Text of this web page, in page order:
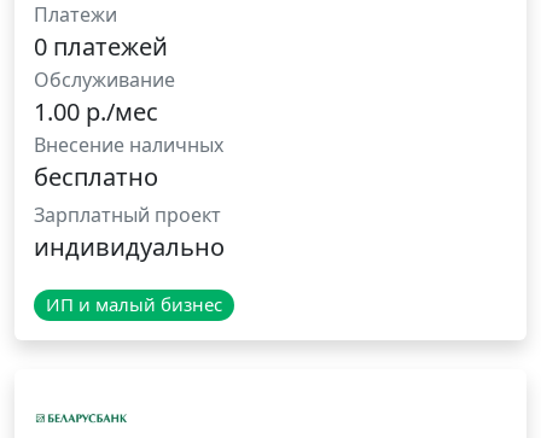
Платежи
0 платежей
Обслуживание
1.00 р./мес
Внесение наличных
бесплатно
Зарплатный проект
индивидуально
ИП и малый бизнес